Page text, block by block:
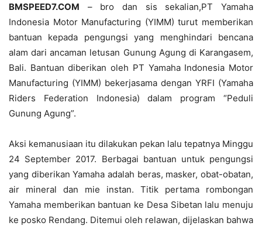
BMSPEED7.COM – bro dan sis sekalian,PT Yamaha
Indonesia Motor Manufacturing (YIMM) turut memberikan
bantuan kepada pengungsi yang menghindari bencana
alam dari ancaman letusan Gunung Agung di Karangasem,
Bali. Bantuan diberikan oleh PT Yamaha Indonesia Motor
Manufacturing (YIMM) bekerjasama dengan YRFI (Yamaha
Riders Federation Indonesia) dalam program “Peduli
Gunung Agung”.
Aksi kemanusiaan itu dilakukan pekan lalu tepatnya Minggu
24 September 2017. Berbagai bantuan untuk pengungsi
yang diberikan Yamaha adalah beras, masker, obat-obatan,
air mineral dan mie instan. Titik pertama rombongan
Yamaha memberikan bantuan ke Desa Sibetan lalu menuju
ke posko Rendang. Ditemui oleh relawan, dijelaskan bahwa